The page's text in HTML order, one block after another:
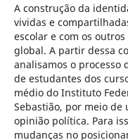
A construção da
vividas e
escolar e com os
global. A partir dessa
analisamos o processo
de estudantes dos
médio do Instituto
Sebastião, por meio
opinião política. Para
mudanças no